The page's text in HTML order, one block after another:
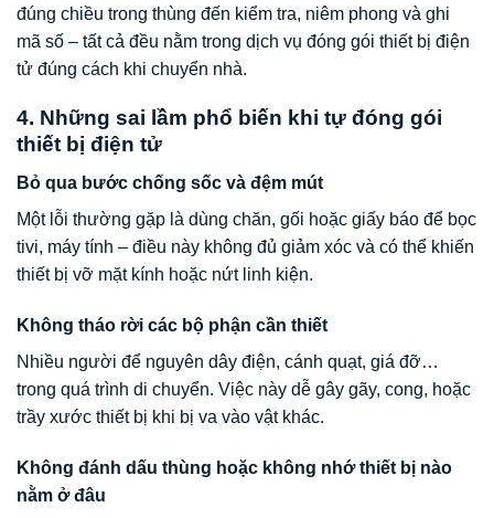
đúng chiều trong thùng đến kiểm tra, niêm phong và ghi
mã số – tất cả đều nằm trong dịch vụ đóng gói thiết bị điện
tử đúng cách khi chuyển nhà.
4. Những sai lầm phổ biến khi tự đóng gói
thiết bị điện tử
Bỏ qua bước chống sốc và đệm mút
Một lỗi thường gặp là dùng chăn, gối hoặc giấy báo để bọc
tivi, máy tính – điều này không đủ giảm xóc và có thể khiến
thiết bị vỡ mặt kính hoặc nứt linh kiện.
Không tháo rời các bộ phận cần thiết
Nhiều người để nguyên dây điện, cánh quạt, giá đỡ…
trong quá trình di chuyển. Việc này dễ gây gãy, cong, hoặc
trầy xước thiết bị khi bị va vào vật khác.
Không đánh dấu thùng hoặc không nhớ thiết bị nào
nằm ở đâu